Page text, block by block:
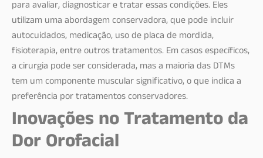
para avaliar, diagnosticar e tratar essas condições. Eles
utilizam uma abordagem conservadora, que pode incluir
autocuidados, medicação, uso de placa de mordida,
fisioterapia, entre outros tratamentos. Em casos específicos,
a cirurgia pode ser considerada, mas a maioria das DTMs
tem um componente muscular significativo, o que indica a
preferência por tratamentos conservadores.
Inovações no Tratamento da
Dor Orofacial